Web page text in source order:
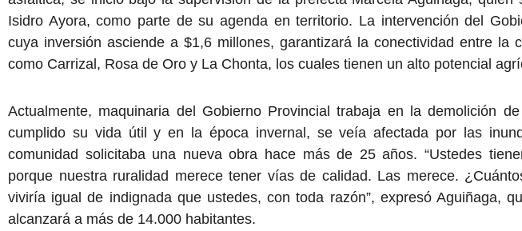
Isidro Ayora, como parte de su agenda en territorio. La intervención del
cuya inversión asciende a $1,6 millones, garantizará la conectividad entre la
como Carrizal, Rosa de Oro y La Chonta, los cuales tienen un alto potencial
Actualmente, maquinaria del Gobierno Provincial trabaja en la demolición
cumplido su vida útil y en la época invernal, se veía afectada por las
comunidad solicitaba una nueva obra hace más de 25 años. “Ustedes
porque nuestra ruralidad merece tener vías de calidad. Las merece.
viviría igual de indignada que ustedes, con toda razón”, expresó Aguiñaga,
alcanzará a más de 14.000 habitantes.